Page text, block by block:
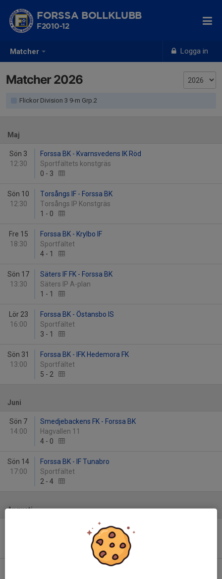
Matcher Logga in
FORSSA BOLLKLUBB
F2010-12
Matcher 2026
Flickor Division 3 9-m Grp.2
Maj
Sön 3
12:30
Forssa BK - Kvarnsvedens IK Röd
Sportfältets konstgräs
0 - 3
Sön 10
12:30
Torsångs IF - Forssa BK
Torsångs IP Konstgräs
1 - 0
Fre 15
18:30
Forssa BK - Krylbo IF
Sportfältet
4 - 1
Sön 17
13:30
Säters IF FK - Forssa BK
Säters IP A-plan
1 - 1
Lör 23
16:00
Forssa BK - Östansbo IS
Sportfältet
3 - 1
Sön 31
13:00
Forssa BK - IFK Hedemora FK
Sportfältet
5 - 2
Juni
Sön 7
14:00
Smedjebackens FK - Forssa BK
Hagvallen 11
4 - 0
Sön 14
17:00
Forssa BK - IF Tunabro
Sportfältet
2 - 4
Augusti
Kvarnsvedens IK Röd - Forssa BK
Kvarnsvedens IP 9v9
Forssa BK - Torsångs IF